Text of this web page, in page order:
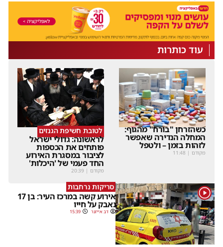
עוד כותרות
כשהזרחן "בורח" מהגוף:
המחלה הנדירה שאפשר
לזהות בזמן – ולטפל
מקודם |
11:48
לטובת חשיפת הגנזים
לראשונה: גדולי ישראל
פותחים את הכספות
לציבור במסגרת האירוע
החד פעמי של 'היכלות'
מקודם |
20:39
1 סריקות נרחבות
אירוע קשה במרכז העיר: בן 17
נאבק על חייו
דב אייזנר 15:39